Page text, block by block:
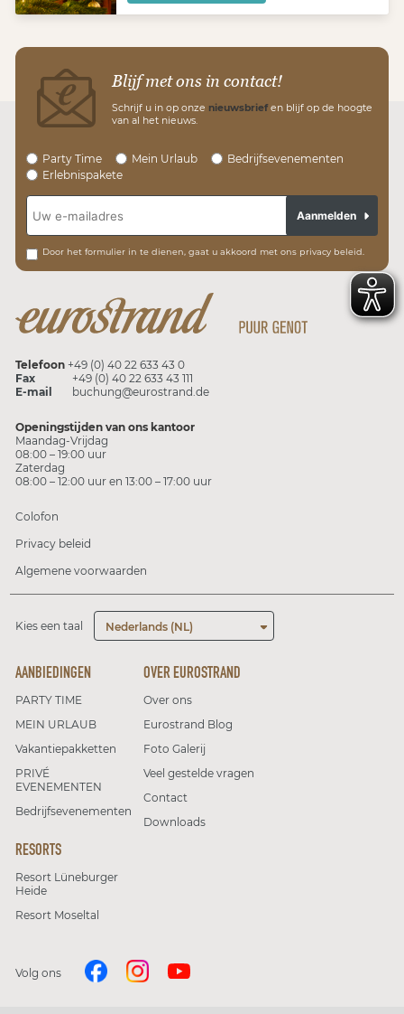
Blijf met ons in contact!
Schrijf u in op onze nieuwsbriefen blijf op de hoogte
van al het nieuws.
Party Time Mein Urlaub
Bedrijfsevenementen
Erlebnispakete
Door het formulier in te dienen, gaat u akkoord met ons privacy beleid.
Aanmelden
Telefoon +49 (0) 40 22 633 43 0
Fax
+49 (0) 40 22 633 43 111
E-mail
buchung@eurostrand.de
Openingstijden van ons kantoor
Maandag-Vrijdag
08:00 – 19:00 uur
Zaterdag
08:00 – 12:00 uur en 13:00 – 17:00 uur
Colofon
Privacy beleid
Algemene voorwaarden
Kies een taal Nederlands (NL)
AANBIEDINGEN
PARTY TIME
MEIN URLAUB
Vakantiepakketten
PRIVÉ
EVENEMENTEN
Bedrijfsevenementen
RESORTS
Resort Lüneburger
Heide
Resort Moseltal
OVER EUROSTRAND
Over ons
Eurostrand Blog
Foto Galerij
Veel gestelde vragen
Contact
Downloads
Volg ons